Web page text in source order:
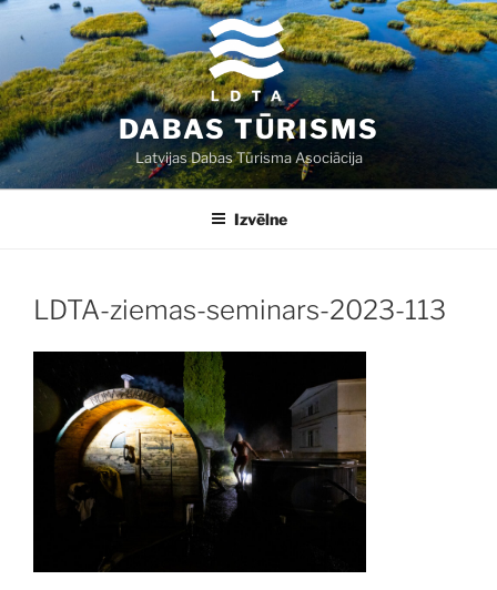
Doties
saturu
DABAS TŪRISMS
Latvijas Dabas Tūrisma Asociācija
Izvēlne
LDTA-ziemas-seminars-2023-113